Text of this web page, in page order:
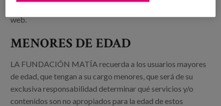
web.
MENORES DE EDAD
LA FUNDACIÓN MATÍA recuerda a los usuarios mayores
de edad, que tengan a su cargo menores, que será de su
exclusiva responsabilidad determinar qué servicios y/o
contenidos son no apropiados para la edad de estos